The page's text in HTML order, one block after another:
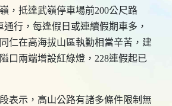
，抵達武嶺停車場前200公尺路
行，每逢假日或連續假期車多，
仁在高海拔山區執勤相當辛苦，建
口兩端增設紅綠燈，228連假起已
表示，高山公路有諸多條件限制無